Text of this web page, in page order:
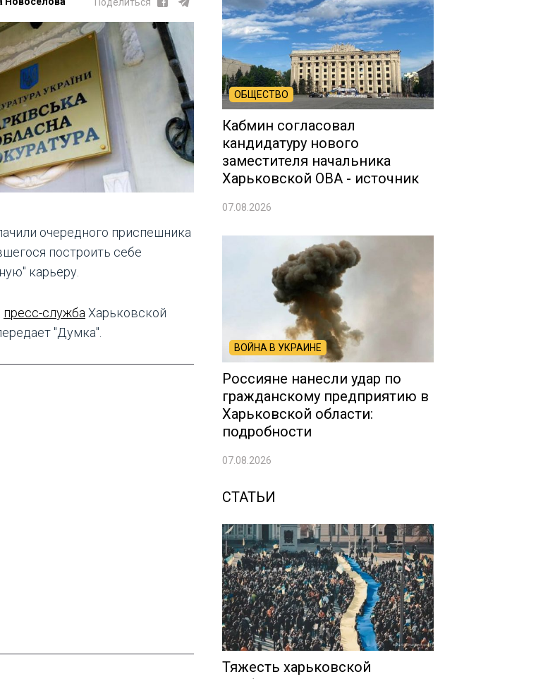
очередного приспешника
построить себе
карьеру.
пресс-службаХарьковской
"Думка".
ОБЩЕСТВО
Кабмин согласовал
кандидатуру нового
заместителя начальника
Харьковской ОВА - источник
07.08.2026
ВОЙНА В УКРАИНЕ
Россияне нанесли удар по
гражданскому предприятию в
Харьковской области:
подробности
07.08.2026
СТАТЬИ
Тяжесть харьковской